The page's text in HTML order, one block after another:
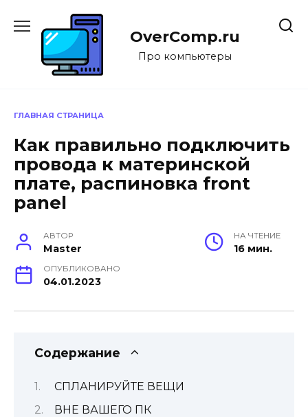
содержанию
OverComp.ru
Про компьютеры
ГЛАВНАЯ СТРАНИЦА
Как правильно подключить
провода к материнской
плате, распиновка front
panel
АВТОР
Master
НА ЧТЕНИЕ
16 мин.
ОПУБЛИКОВАНО
04.01.2023
Содержание
СПЛАНИРУЙТЕ ВЕЩИ
ВНЕ ВАШЕГО ПК